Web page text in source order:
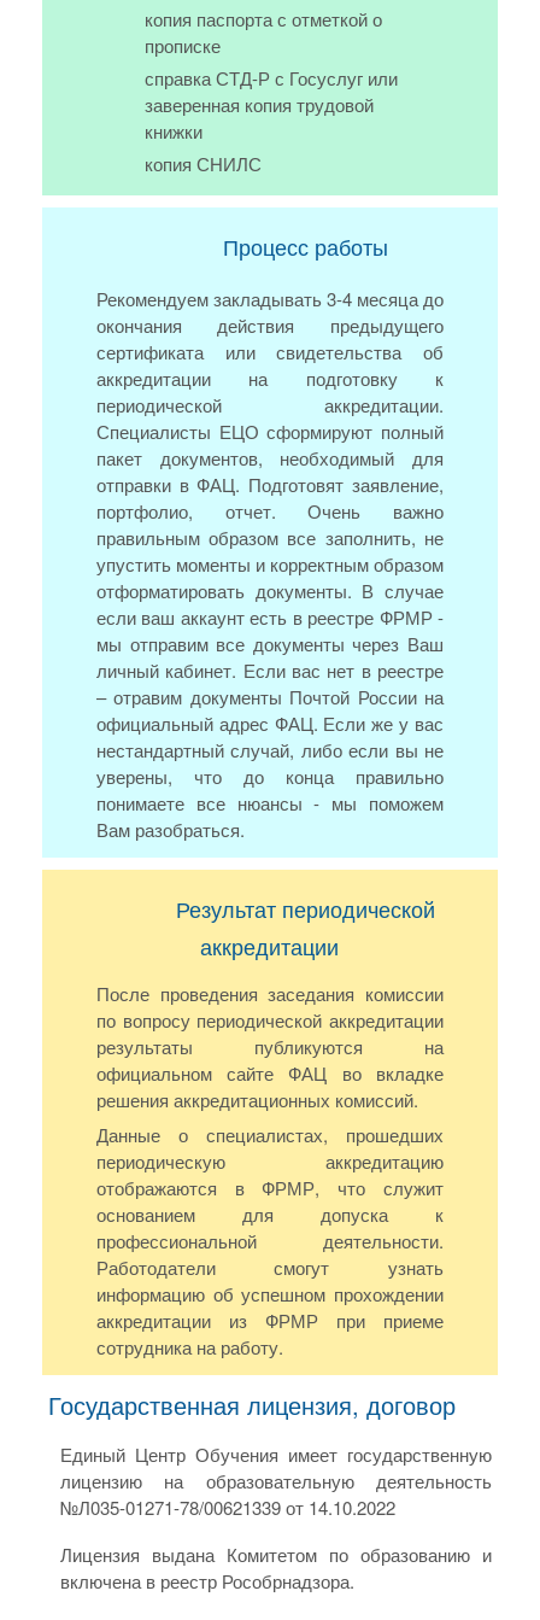
копия паспорта с отметкой о
прописке
справка СТД-Р с Госуслуг или
заверенная копия трудовой
книжки
копия СНИЛС
Процесс работы
Рекомендуем закладывать 3-4 месяца до
окончания действия предыдущего
сертификата или свидетельства об
аккредитации на подготовку к
периодической аккредитации.
Специалисты ЕЦО сформируют полный
пакет документов, необходимый для
отправки в ФАЦ. Подготовят заявление,
портфолио, отчет. Очень важно
правильным образом все заполнить, не
упустить моменты и корректным образом
отформатировать документы. В случае
если ваш аккаунт есть в реестре ФРМР -
мы отправим все документы через Ваш
личный кабинет. Если вас нет в реестре
– отравим документы Почтой России на
официальный адрес ФАЦ. Если же у вас
нестандартный случай, либо если вы не
уверены, что до конца правильно
понимаете все нюансы - мы поможем
Вам разобраться.
Результат периодической
аккредитации
После проведения заседания комиссии
по вопросу периодической аккредитации
результаты публикуются на
официальном сайте ФАЦ во вкладке
решения аккредитационных комиссий.
Данные о специалистах, прошедших
периодическую аккредитацию
отображаются в ФРМР, что служит
основанием для допуска к
профессиональной деятельности.
Работодатели смогут узнать
информацию об успешном прохождении
аккредитации из ФРМР при приеме
сотрудника на работу.
Государственная лицензия, договор
Единый Центр Обучения имеет государственную
лицензию на образовательную деятельность
№Л035-01271-78/00621339 от 14.10.2022
Лицензия выдана Комитетом по образованию и
включена в реестр Рособрнадзора.